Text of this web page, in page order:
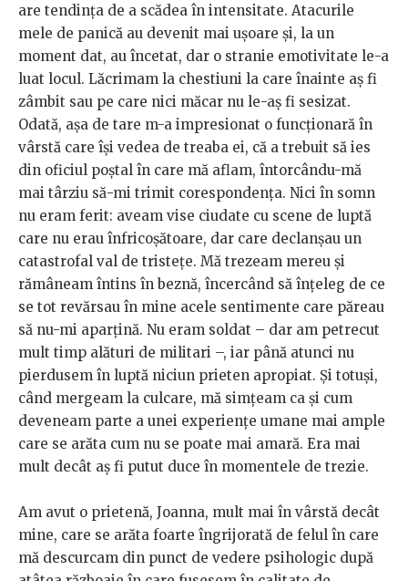
are tendința de a scădea în intensitate. Atacurile
mele de panică au devenit mai ușoare și, la un
moment dat, au încetat, dar o stranie emotivitate le-a
luat locul. Lăcrimam la chestiuni la care înainte aș fi
zâmbit sau pe care nici măcar nu le-aș fi sesizat.
Odată, așa de tare m-a impresionat o funcționară în
vârstă care își vedea de treaba ei, că a trebuit să ies
din oficiul poștal în care mă aflam, întorcându-mă
mai târziu să-mi trimit corespondența. Nici în somn
nu eram ferit: aveam vise ciudate cu scene de luptă
care nu erau înfricoșătoare, dar care declanșau un
catastrofal val de tristețe. Mă trezeam mereu și
rămâneam întins în beznă, încercând să înțeleg de ce
se tot revărsau în mine acele sentimente care păreau
să nu-mi aparțină. Nu eram soldat – dar am petrecut
mult timp alături de militari –, iar până atunci nu
pierdusem în luptă niciun prieten apropiat. Și totuși,
când mergeam la culcare, mă simțeam ca și cum
deveneam parte a unei experiențe umane mai ample
care se arăta cum nu se poate mai amară. Era mai
mult decât aș fi putut duce în momentele de trezie.
Am avut o prietenă, Joanna, mult mai în vârstă decât
mine, care se arăta foarte îngrijorată de felul în care
mă descurcam din punct de vedere psihologic după